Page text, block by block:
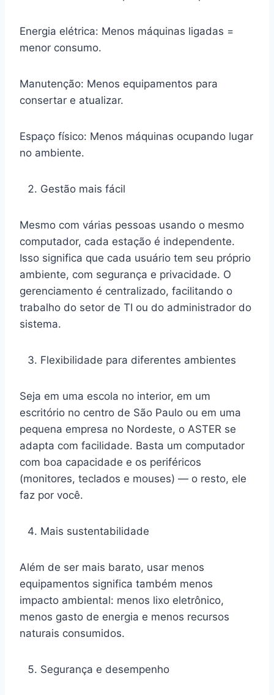
Energia elétrica: Menos máquinas ligadas =
menor consumo.
Manutenção: Menos equipamentos para
consertar e atualizar.
Espaço físico: Menos máquinas ocupando lugar
no ambiente.
Gestão mais fácil
Mesmo com várias pessoas usando o mesmo
computador, cada estação é independente.
Isso significa que cada usuário tem seu próprio
ambiente, com segurança e privacidade. O
gerenciamento é centralizado, facilitando o
trabalho do setor de TI ou do administrador do
sistema.
Flexibilidade para diferentes ambientes
Seja em uma escola no interior, em um
escritório no centro de São Paulo ou em uma
pequena empresa no Nordeste, o ASTER se
adapta com facilidade. Basta um computador
com boa capacidade e os periféricos
(monitores, teclados e mouses) — o resto, ele
faz por você.
Mais sustentabilidade
Além de ser mais barato, usar menos
equipamentos significa também menos
impacto ambiental: menos lixo eletrônico,
menos gasto de energia e menos recursos
naturais consumidos.
Segurança e desempenho